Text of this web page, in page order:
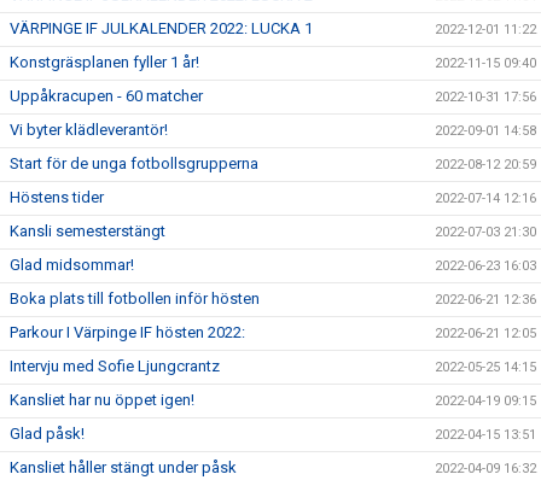
VÄRPINGE IF JULKALENDER 2022: LUCKA 1 2022-12-01 11:22
Konstgräsplanen fyller 1 år! 2022-11-15 09:40
Uppåkracupen - 60 matcher 2022-10-31 17:56
Vi byter klädleverantör! 2022-09-01 14:58
Start för de unga fotbollsgrupperna 2022-08-12 20:59
Höstens tider 2022-07-14 12:16
Kansli semesterstängt 2022-07-03 21:30
Glad midsommar! 2022-06-23 16:03
Boka plats till fotbollen inför hösten 2022-06-21 12:36
Parkour I Värpinge IF hösten 2022: 2022-06-21 12:05
Intervju med Sofie Ljungcrantz 2022-05-25 14:15
Kansliet har nu öppet igen! 2022-04-19 09:15
Glad påsk! 2022-04-15 13:51
Kansliet håller stängt under påsk 2022-04-09 16:32